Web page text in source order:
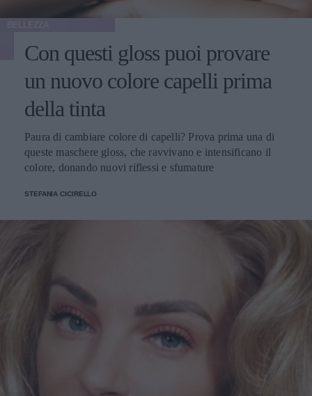
Con questi gloss puoi provare
un nuovo colore capelli prima
della tinta
Paura di cambiare colore di capelli? Prova prima una di
queste maschere gloss, che ravvivano e intensificano il
colore, donando nuovi riflessi e sfumature
STEFANIA CICIRELLO